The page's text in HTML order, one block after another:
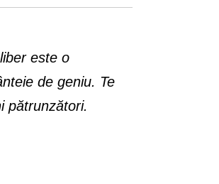
este o
de geniu. Te
pătrunzători.